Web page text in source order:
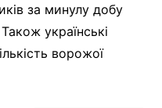
за минулу добу
українські
ворожої